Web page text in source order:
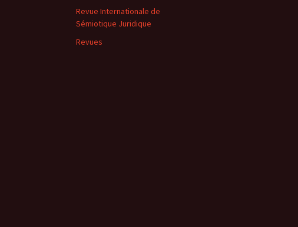
Revue Internationale de
Sémiotique Juridique
Revues